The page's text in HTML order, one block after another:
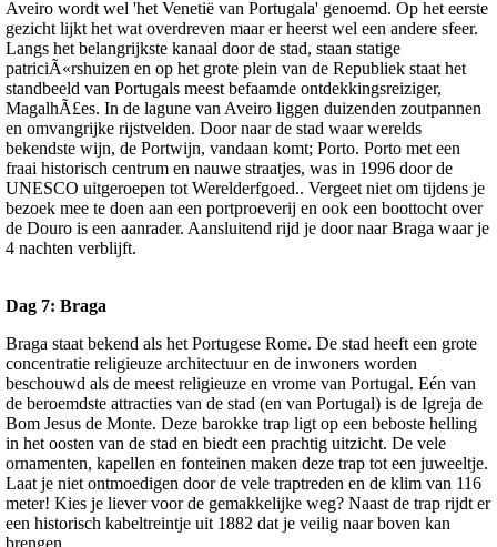
Aveiro wordt wel 'het Venetië van Portugala' genoemd. Op het eerste
gezicht lijkt het wat overdreven maar er heerst wel een andere sfeer.
Langs het belangrijkste kanaal door de stad, staan statige
patriciÃ«rshuizen en op het grote plein van de Republiek staat het
standbeeld van Portugals meest befaamde ontdekkingsreiziger,
MagalhÃ£es. In de lagune van Aveiro liggen duizenden zoutpannen
en omvangrijke rijstvelden. Door naar de stad waar werelds
bekendste wijn, de Portwijn, vandaan komt; Porto. Porto met een
fraai historisch centrum en nauwe straatjes, was in 1996 door de
UNESCO uitgeroepen tot Werelderfgoed.. Vergeet niet om tijdens je
bezoek mee te doen aan een portproeverij en ook een boottocht over
de Douro is een aanrader. Aansluitend rijd je door naar Braga waar je
4 nachten verblijft.
Dag 7: Braga
Braga staat bekend als het Portugese Rome. De stad heeft een grote
concentratie religieuze architectuur en de inwoners worden
beschouwd als de meest religieuze en vrome van Portugal. Eén van
de beroemdste attracties van de stad (en van Portugal) is de Igreja de
Bom Jesus de Monte. Deze barokke trap ligt op een beboste helling
in het oosten van de stad en biedt een prachtig uitzicht. De vele
ornamenten, kapellen en fonteinen maken deze trap tot een juweeltje.
Laat je niet ontmoedigen door de vele traptreden en de klim van 116
meter! Kies je liever voor de gemakkelijke weg? Naast de trap rijdt er
een historisch kabeltreintje uit 1882 dat je veilig naar boven kan
brengen.